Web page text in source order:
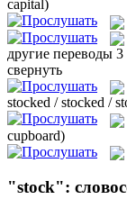
capital)
другие переводы 3
свернуть
stocked / stocked /
cupboard)
"stock":